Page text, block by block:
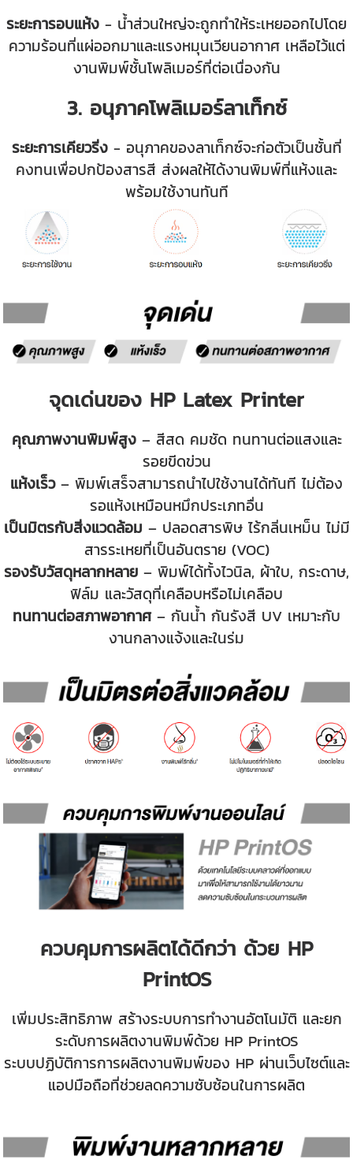
ระยะการอบแห้ง - น้ำส่วนใหญ่จะถูกทำให้ระเหยออกไปโดย
ความร้อนที่แผ่ออกมาและแรงหมุนเวียนอากาศ เหลือไว้แต่
งานพิมพ์ชั้นโพลิเมอร์ที่ต่อเนื่องกัน
3. อนุภาคโพลิเมอร์ลาเท็กซ์
ระยะการเคียวริ่ง- อนุภาคของลาเท็กซ์จะก่อตัวเป็นชั้นที่
คงทนเพื่อปกป้องสารสี ส่งผลให้ได้งานพิมพ์ที่แห้งและ
พร้อมใช้งานทันที
จุดเด่นของ HP Latex Printer
คุณภาพงานพิมพ์สูง– สีสด คมชัด ทนทานต่อแสงและ
รอยขีดข่วน
แห้งเร็ว– พิมพ์เสร็จสามารถนำไปใช้งานได้ทันที ไม่ต้อง
รอแห้งเหมือนหมึกประเภทอื่น
เป็นมิตรกับสิ่งแวดล้อม – ปลอดสารพิษ ไร้กลิ่นเหม็น ไม่มี
สารระเหยที่เป็นอันตราย (VOC)
รองรับวัสดุหลากหลาย – พิมพ์ได้ทั้งไวนิล, ผ้าใบ, กระดาษ,
ฟิล์ม และวัสดุที่เคลือบหรือไม่เคลือบ
ทนทานต่อสภาพอากาศ– กันน้ำ กันรังสี UV เหมาะกับ
งานกลางแจ้งและในร่ม
ควบคุมการผลิตได้ดีกว่า ด้วย HP
PrintOS
เพิ่มประสิทธิภาพ สร้างระบบการทำงานอัตโนมัติ และยก
ระดับการผลิตงานพิมพ์ด้วย HP PrintOS
ระบบปฏิบัติการการผลิตงานพิมพ์ของ HP ผ่านเว็บไซต์และ
แอปมือถือที่ช่วยลดความซับซ้อนในการผลิต